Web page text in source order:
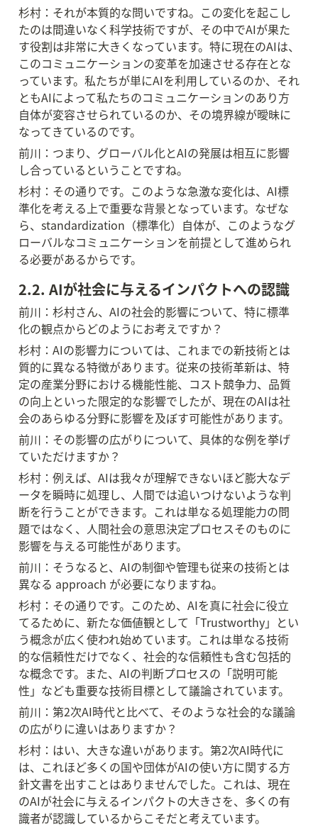
杉村：それが本質的な問いですね。この変化を起こし
たのは間違いなく科学技術ですが、その中でAIが果た
す役割は非常に大きくなっています。特に現在のAIは、
このコミュニケーションの変革を加速させる存在とな
っています。私たちが単にAIを利用しているのか、それ
ともAIによって私たちのコミュニケーションのあり方
自体が変容させられているのか、その境界線が曖昧に
なってきているのです。
前川：つまり、グローバル化とAIの発展は相互に影響
し合っているということですね。
杉村：その通りです。このような急激な変化は、AI標
準化を考える上で重要な背景となっています。なぜな
ら、standardization（標準化）自体が、このようなグ
ローバルなコミュニケーションを前提として進められ
る必要があるからです。
2.2. AIが社会に与えるインパクトへの認識
前川：杉村さん、AIの社会的影響について、特に標準
化の観点からどのようにお考えですか？
杉村：AIの影響力については、これまでの新技術とは
質的に異なる特徴があります。従来の技術革新は、特
定の産業分野における機能性能、コスト競争力、品質
の向上といった限定的な影響でしたが、現在のAIは社
会のあらゆる分野に影響を及ぼす可能性があります。
前川：その影響の広がりについて、具体的な例を挙げ
ていただけますか？
杉村：例えば、AIは我々が理解できないほど膨大なデ
ータを瞬時に処理し、人間では追いつけないような判
断を行うことができます。これは単なる処理能力の問
題ではなく、人間社会の意思決定プロセスそのものに
影響を与える可能性があります。
前川：そうなると、AIの制御や管理も従来の技術とは
異なる approach が必要になりますね。
杉村：その通りです。このため、AIを真に社会に役立
てるために、新たな価値観として「Trustworthy」とい
う概念が広く使われ始めています。これは単なる技術
的な信頼性だけでなく、社会的な信頼性も含む包括的
な概念です。また、AIの判断プロセスの「説明可能
性」なども重要な技術目標として議論されています。
前川：第2次AI時代と比べて、そのような社会的な議論
の広がりに違いはありますか？
杉村：はい、大きな違いがあります。第2次AI時代に
は、これほど多くの国や団体がAIの使い方に関する方
針文書を出すことはありませんでした。これは、現在
のAIが社会に与えるインパクトの大きさを、多くの有
識者が認識しているからこそだと考えています。